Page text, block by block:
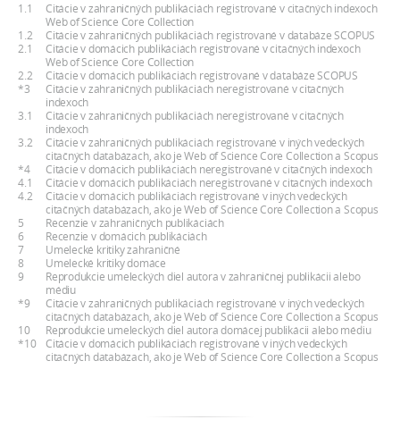
o
n
o
c
h
1.1
Citácie v zahraničných publikáciách registrované v citačných indexoch
Web of Science Core Collection
1.2
Citácie v zahraničných publikáciách registrované v databáze SCOPUS
2.1
Citácie v domácich publikáciách registrované v citačných indexoch
Web of Science Core Collection
2.2
Citácie v domácich publikáciách registrované v databáze SCOPUS
*3
Citácie v zahraničných publikáciách neregistrované v citačných
indexoch
3.1
Citácie v zahraničných publikáciách neregistrované v citačných
indexoch
3.2
Citácie v zahraničných publikáciách registrované v iných vedeckých
citačných databázach, ako je Web of Science Core Collection a Scopus
*4
Citácie v domácich publikáciách neregistrované v citačných indexoch
4.1
Citácie v domácich publikáciách neregistrované v citačných indexoch
4.2
Citácie v domácich publikáciách registrované v iných vedeckých
citačných databázach, ako je Web of Science Core Collection a Scopus
5
Recenzie v zahraničných publikáciách
6
Recenzie v domácich publikáciách
7
Umelecké kritiky zahraničné
8
Umelecké kritiky domáce
9
Reprodukcie umeleckých diel autora v zahraničnej publikácii alebo
médiu
*9
Citácie v zahraničných publikáciách registrované v iných vedeckých
citačných databázach, ako je Web of Science Core Collection a Scopus
10
Reprodukcie umeleckých diel autora domácej publikácii alebo médiu
*10
Citácie v domácich publikáciách registrované v iných vedeckých
citačných databázach, ako je Web of Science Core Collection a Scopus